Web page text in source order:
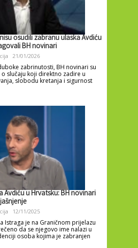
osudili zabranu ulaska Avdiću
BH novinari
21/01/2026
zabrinutosti, BH novinari su
slučaju koji direktno zadire u
slobodu kretanja i sigurnost
Avdiću u Hrvatsku: BH novinari
12/11/2025
Istraga je na Graničnom prijelazu
da se njegovo ime nalazi u
osoba kojima je zabranjen